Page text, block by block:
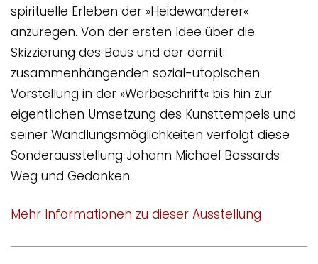
spirituelle Erleben der »Heidewanderer«
anzuregen. Von der ersten Idee über die
Skizzierung des Baus und der damit
zusammenhängenden sozial-utopischen
Vorstellung in der »Werbeschrift« bis hin zur
eigentlichen Umsetzung des Kunsttempels und
seiner Wandlungsmöglichkeiten verfolgt diese
Sonderausstellung Johann Michael Bossards
Weg und Gedanken.
Mehr Informationen zu dieser Ausstellung